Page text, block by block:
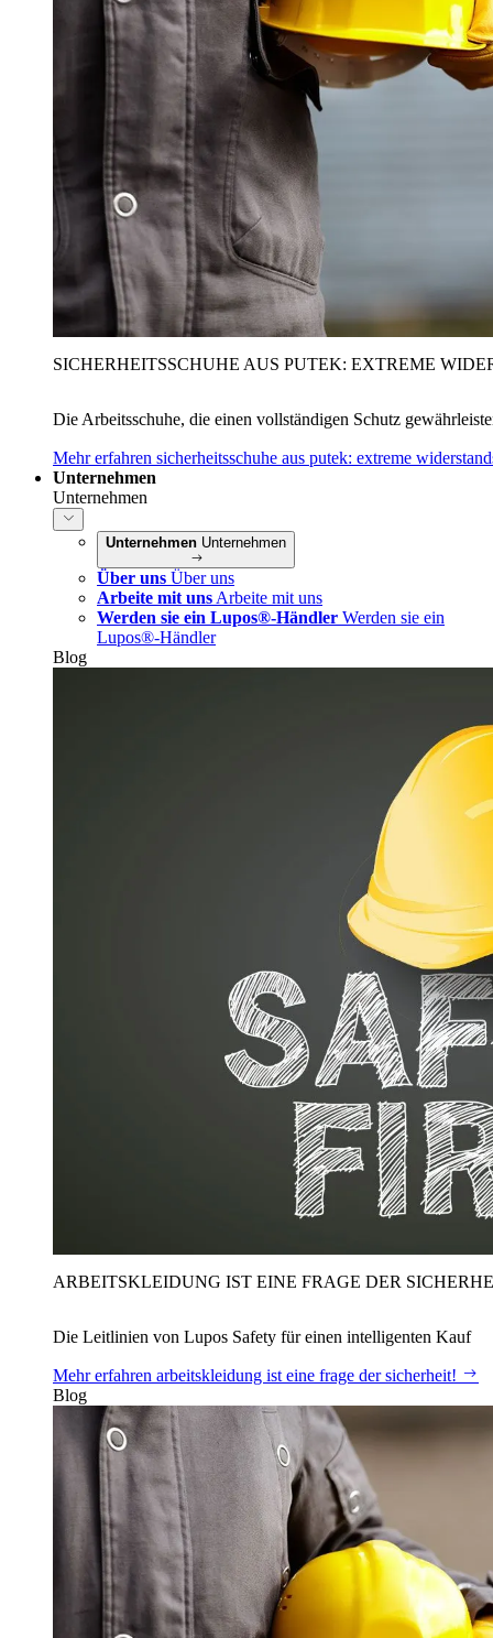
SICHERHEITSSCHUHE AUS PUTEK: EXTREME
Die Arbeitsschuhe, die einen vollständigen Schutz
Mehr erfahren sicherheitsschuhe aus putek: extreme
Unternehmen
Unternehmen
Unternehmen Unternehmen
Über uns Über uns
Arbeite mit uns Arbeite mit uns
Werden sie ein Lupos®-Händler Werden sie ein
Lupos®-Händler
Blog
ARBEITSKLEIDUNG IST EINE FRAGE DER
Die Leitlinien von Lupos Safety für einen intelligenten Kauf
Mehr erfahren arbeitskleidung ist eine frage der sicherheit!
Blog